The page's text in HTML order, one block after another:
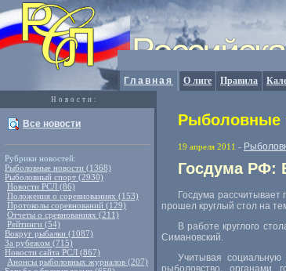
Главная О лиге Правила
Новости:
Все новости
Рубрики новостей:
Рыболовные новости (1368)
Рыболовный спорт (2930)
Новости РСЛ (86)
Положения о соревнованиях (153)
Протоколы соревнований (129)
Отчеты о сревнованиях (211)
Рейтинги (54)
Вокруг рыбалки (1087)
За рубежом (715)
Новости сайта РСЛ (867)
Анонсы рыболовных журналов (207)
Рыболовные
19 апреля 2011 -
Госдума РФ:
Госдума
прошел круглый стол на
В работе круглого
Симановский.
Учитывая
рыболовство, органами